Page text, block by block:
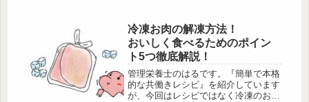
す。 お通じを良くしたい方、免疫力
を上げたい方、肌荒れしている方にこ
のレシピをオススメします。
冷凍お肉の解凍方法！
おいしく食べるためのポイン
ト5つ徹底解説！
管理栄養士のはるです。『簡単で本格
的な共働きレシピ』を紹介しています
が、今回はレシピではなく冷凍のお肉